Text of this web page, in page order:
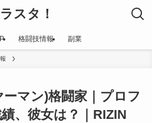
スタ！
格闘技情報 副業
マン)格闘家｜プロフ
、彼女は？｜RIZIN